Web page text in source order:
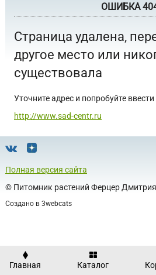
ОШИБКА
Страница удалена,
другое место или
существовала
Уточните адрес и попробуйте ввести
http://www.sad-centr.ru
Полная версия сайта
© Питомник растений Ферцер Дмитрия
Создано в 3webcats
Главная Каталог